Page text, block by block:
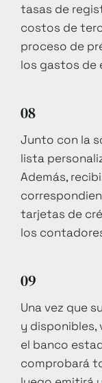
tasas de
costos de
proceso de
los gastos de
08
Junto con la
lista
Además,
tarjetas de
los
09
Una vez que
y disponibles,
el banco
comprobará